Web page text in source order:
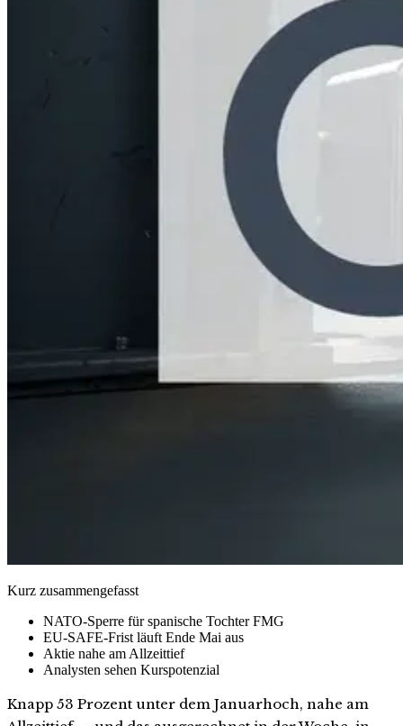
Kurz zusammengefasst
NATO-Sperre für spanische Tochter FMG
EU-SAFE-Frist läuft Ende Mai aus
Aktie nahe am Allzeittief
Analysten sehen Kurspotenzial
Knapp 53 Prozent unter dem Januarhoch, nahe am